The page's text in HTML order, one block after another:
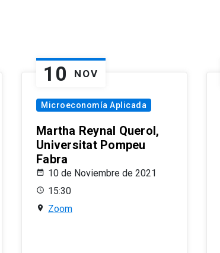
10 NOV
Microeconomía Aplicada
Martha Reynal Querol,
Universitat Pompeu
Fabra
10 de Noviembre de 2021
15:30
Zoom